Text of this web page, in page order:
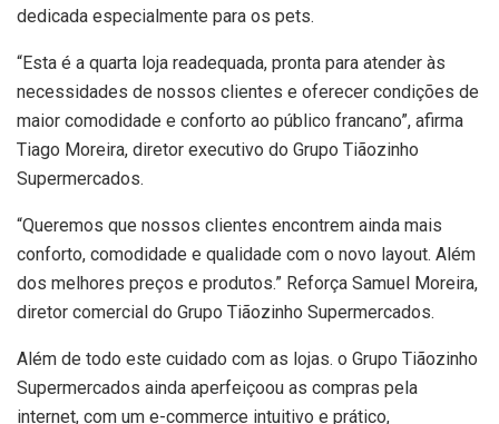
dedicada especialmente para os pets.
“Esta é a quarta loja readequada, pronta para atender às
necessidades de nossos clientes e oferecer condições de
maior comodidade e conforto ao público francano”, afirma
Tiago Moreira, diretor executivo do Grupo Tiãozinho
Supermercados.
“Queremos que nossos clientes encontrem ainda mais
conforto, comodidade e qualidade com o novo layout. Além
dos melhores preços e produtos.” Reforça Samuel Moreira,
diretor comercial do Grupo Tiãozinho Supermercados.
Além de todo este cuidado com as lojas. o Grupo Tiãozinho
Supermercados ainda aperfeiçoou as compras pela
internet, com um e-commerce intuitivo e prático,